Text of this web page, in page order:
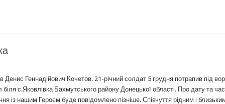
Денис Геннадійович Кочетов. 21-річний солдат 5 грудня потрапив під
біля с.Яковлівка Бахмутського району Донецької області. Про дату та час
із нашим Героєм буде повідомлено пізніше. Співчуття рідним і